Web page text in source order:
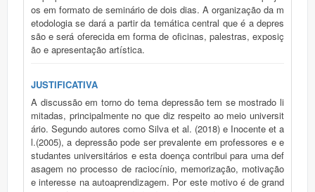
os em formato de seminário de dois dias. A organização da m
etodologia se dará a partir da temática central que é a depres
são e será oferecida em forma de oficinas, palestras, exposiç
ão e apresentação artística.
JUSTIFICATIVA
A discussão em torno do tema depressão tem se mostrado li
mitadas, principalmente no que diz respeito ao meio universit
ário. Segundo autores como Silva et al. (2018) e Inocente et a
l.(2005), a depressão pode ser prevalente em professores e e
studantes universitários e esta doença contribui para uma def
asagem no processo de raciocínio, memorização, motivação
e interesse na autoaprendizagem. Por este motivo é de grand